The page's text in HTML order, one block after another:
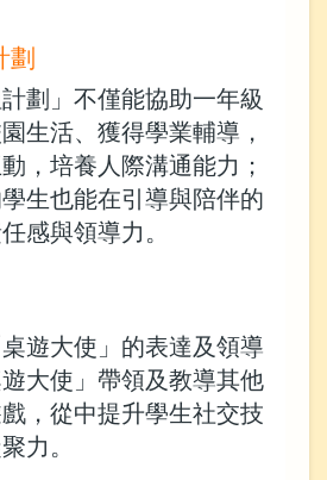
劃
計劃」不僅能協助一年級
生活、獲得學業輔導，
，培養人際溝通能力；
生也能在引導與陪伴的
感與領導力。
遊大使」的表達及領導
大使」帶領及教導其他
，從中提升學生社交技
力。